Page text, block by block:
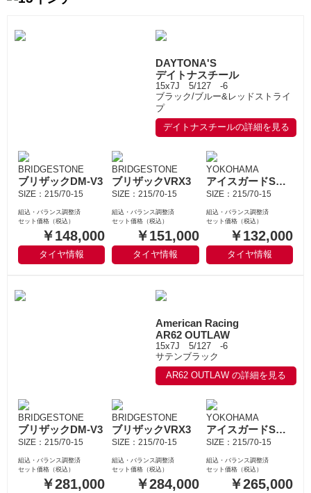
DAYTONA'S
デイトナスチール
15x7J 5/127 -6
ブラック/ブルー&レッドストライ
プ
デイトナスチールの詳細を見る
BRIDGESTONE
ブリザックDM-V3
SIZE：215/70-15
組込・バランス調整済
セット価格（税込）
￥148,000
タイヤ情報
BRIDGESTONE
ブリザックVRX3
SIZE：215/70-15
組込・バランス調整済
セット価格（税込）
￥151,000
タイヤ情報
YOKOHAMA
アイスガードSUV G075
SIZE：215/70-15
組込・バランス調整済
セット価格（税込）
￥132,000
タイヤ情報
American Racing
AR62 OUTLAW
15x7J 5/127 -6
サテンブラック
AR62 OUTLAW の詳細を見る
BRIDGESTONE
ブリザックDM-V3
SIZE：215/70-15
組込・バランス調整済
セット価格（税込）
￥281,000
BRIDGESTONE
ブリザックVRX3
SIZE：215/70-15
組込・バランス調整済
セット価格（税込）
￥284,000
YOKOHAMA
アイスガードSUV G075
SIZE：215/70-15
組込・バランス調整済
セット価格（税込）
￥265,000